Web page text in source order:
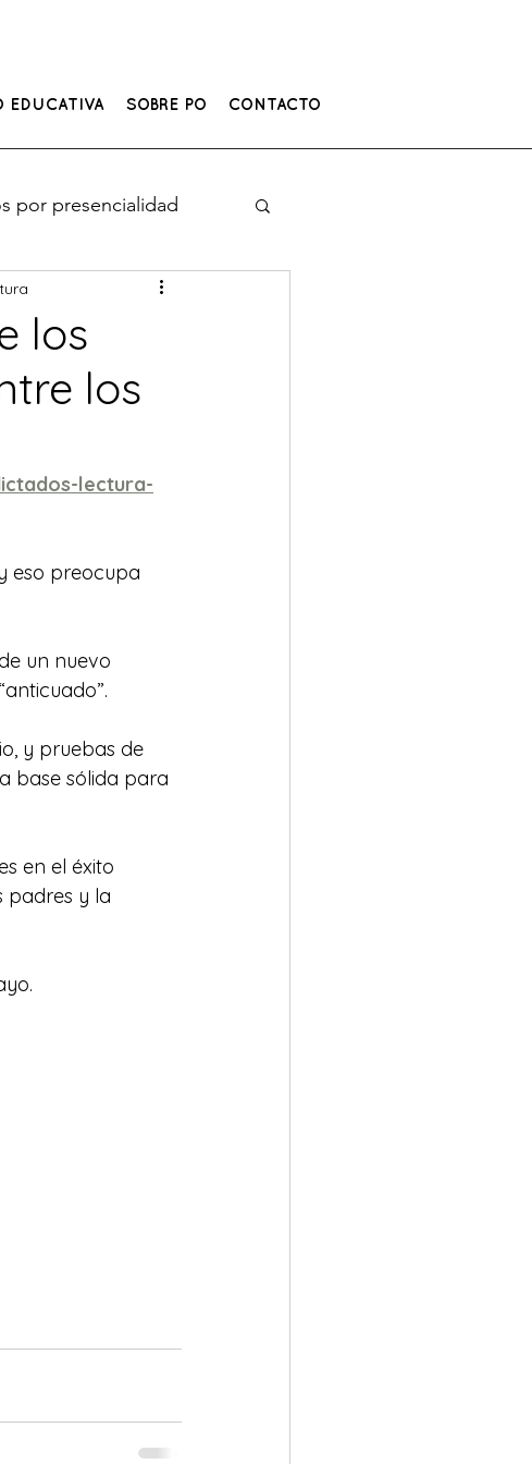
EDUCATIVA SOBRE PO CONTACTO
por presencialidad
los
los
lectura-
eso preocupa
un nuevo
y pruebas de
base sólida para
en el éxito
padres y la